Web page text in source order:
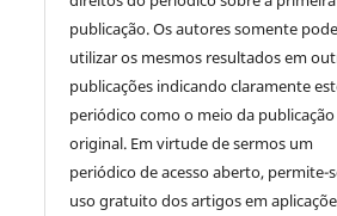
publicação. Os autores somente
utilizar os mesmos resultados em
publicações indicando claramente
periódico como o meio da publicação
original. Em virtude de sermos um
periódico de acesso aberto, permite-
uso gratuito dos artigos em